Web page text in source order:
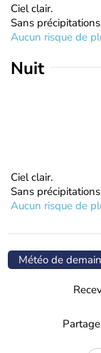
Ciel clair.
Sans
Aucun risque de
Nuit
Ciel clair.
Sans
Aucun risque de
Météo de demain